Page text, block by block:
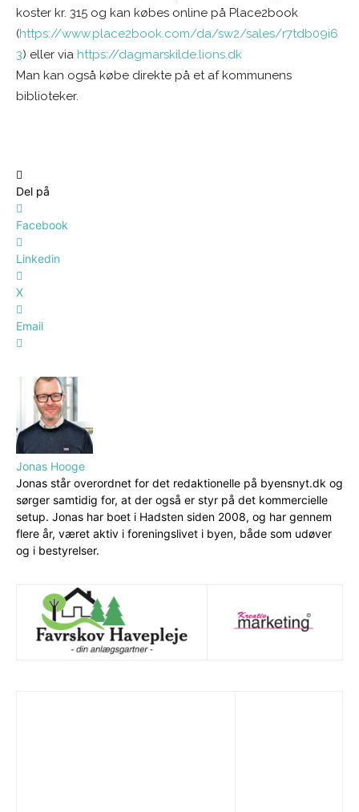
koster kr. 315 og kan købes online på Place2book
(https://www.place2book.com/da/sw2/sales/r7tdb09i6
3) eller via https://dagmarskilde.lions.dk
Man kan også købe direkte på et af kommunens
biblioteker.
Del på
Facebook
Linkedin
X
Email
Jonas Hooge
Jonas står overordnet for det redaktionelle på byensnyt.dk og
sørger samtidig for, at der også er styr på det kommercielle
setup. Jonas har boet i Hadsten siden 2008, og har gennem
flere år, været aktiv i foreningslivet i byen, både som udøver
og i bestyrelser.